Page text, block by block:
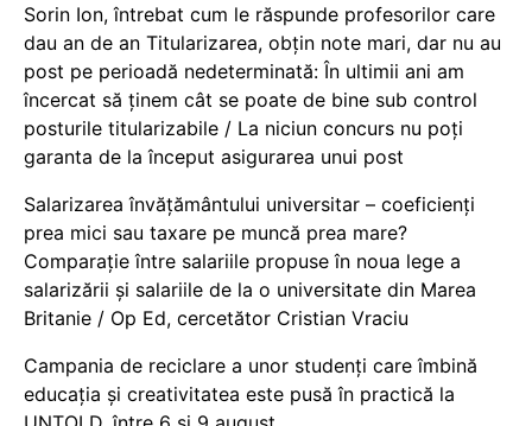
Sorin Ion, întrebat cum le răspunde profesorilor care
dau an de an Titularizarea, obțin note mari, dar nu au
post pe perioadă nedeterminată: În ultimii ani am
încercat să ținem cât se poate de bine sub control
posturile titularizabile / La niciun concurs nu poți
garanta de la început asigurarea unui post
Salarizarea învățământului universitar – coeficienți
prea mici sau taxare pe muncă prea mare?
Comparație între salariile propuse în noua lege a
salarizării și salariile de la o universitate din Marea
Britanie / Op Ed, cercetător Cristian Vraciu
Campania de reciclare a unor studenți care îmbină
educația și creativitatea este pusă în practică la